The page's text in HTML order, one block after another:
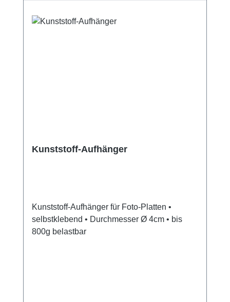
Kunststoff-Aufhänger
Kunststoff-Aufhänger für Foto-Platten •
selbstklebend • Durchmesser Ø 4cm • bis
800g belastbar